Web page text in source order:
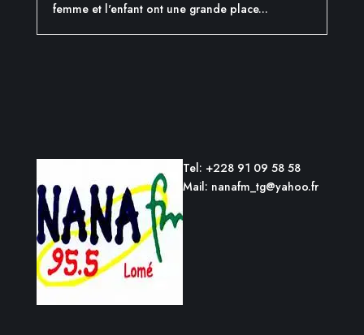
femme et l'enfant ont une grande place...
Tel: +228 91 09 58 58
Mail: nanafm_tg@yahoo.fr